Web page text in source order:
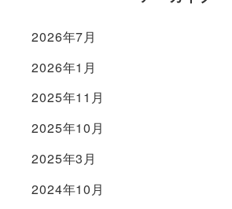
2026年7月
2026年1月
2025年11月
2025年10月
2025年3月
2024年10月